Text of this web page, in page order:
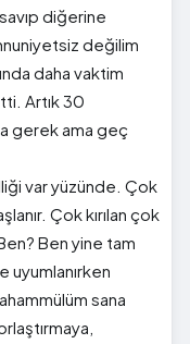
diğerine
değilim
daha vaktim
Artık 30
gerek ama geç
var yüzünde. Çok
Çok kırılan çok
Ben yine tam
uyumlanırken
sana